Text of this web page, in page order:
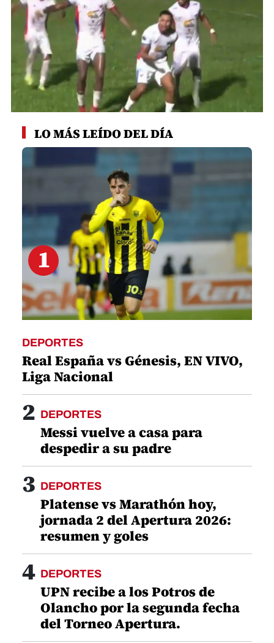
secondsLO MÁS LEÍDO DEL DÍA
1
DEPORTES
Real España vs Génesis, EN VIVO,
Liga Nacional
2 DEPORTES
Messi vuelve a casa para
despedir a su padre
3 DEPORTES
Platense vs Marathón hoy,
jornada 2 del Apertura 2026:
resumen y goles
4 DEPORTES
UPN recibe a los Potros de
Olancho por la segunda fecha
del Torneo Apertura.